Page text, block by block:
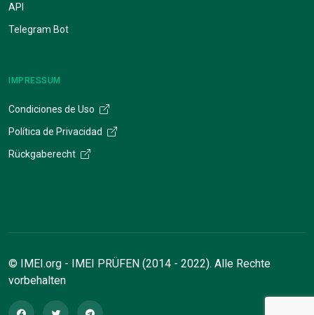
API
Telegram Bot
IMPRESSUM
Condiciones de Uso
Política de Privacidad
Rückgaberecht
© IMEI.org - IMEI PRÜFEN (2014 - 2022). Alle Rechte
vorbehalten